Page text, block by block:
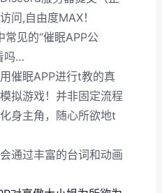
问,自由度MAX！
见的“催眠APP公
吗…
催眠APP进行t教的真
拟游戏！并非固定流程
身主角，随心所欲地t
通过丰富的台词和动画